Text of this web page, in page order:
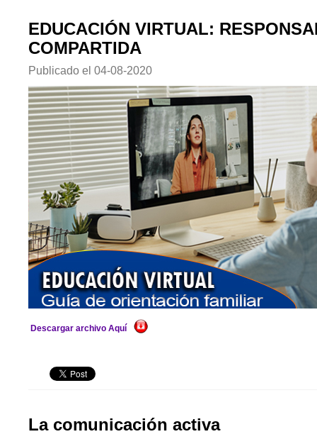
EDUCACIÓN VIRTUAL:
COMPARTIDA
Publicado el 04-08-2020
Descargar archivo Aquí
La comunicación activa